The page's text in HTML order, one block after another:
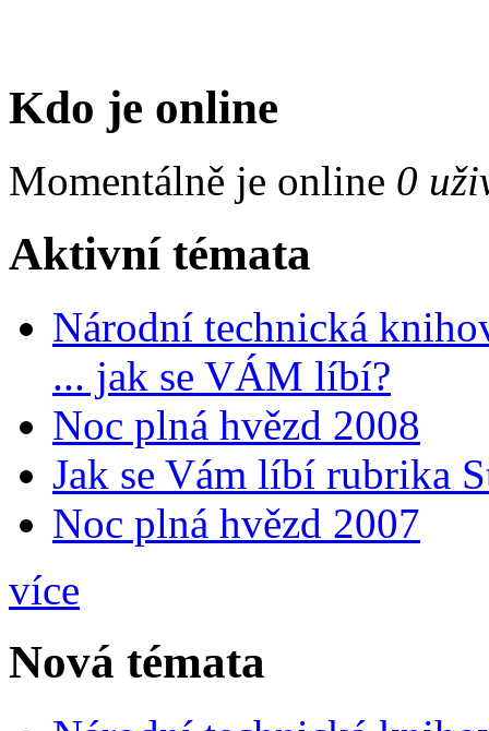
Kdo je online
Momentálně je online 0
Aktivní témata
Národní technická
... jak se VÁM líbí?
Noc plná hvězd 2008
Jak se Vám líbí rubrika
Noc plná hvězd 2007
více
Nová témata